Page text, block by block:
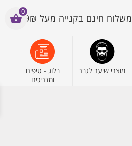
משלוח חינם בקנייה מעל 199₪
מוצרי שיער לגבר
בלוג - טיפים
ומדריכים
0